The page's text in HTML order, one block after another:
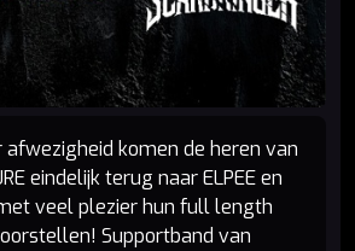
afwezigheid komen de heren van
eindelijk terug naar ELPEE en
veel plezier hun full length
Supportband van